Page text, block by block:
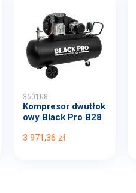
360108
Kompresor dwutłok
owy Black Pro B28
3 971,36 zł